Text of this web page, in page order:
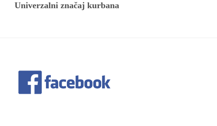
Univerzalni značaj kurbana